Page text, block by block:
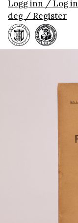
Logg inn / Log in
deg / Register